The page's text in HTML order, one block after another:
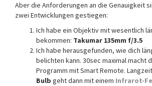
Aber die Anforderungen an die Genauigkeit
zwei Entwicklungen gestiegen:
Ich habe ein Objektiv mit wesentlich
bekommen: Takumar 135mm f/3.5
Ich habe herausgefunden, wie dich
belichten kann. 30sec maximal macht
Programm mit Smart Remote.
Bulb geht dann mit einem Infrarot-